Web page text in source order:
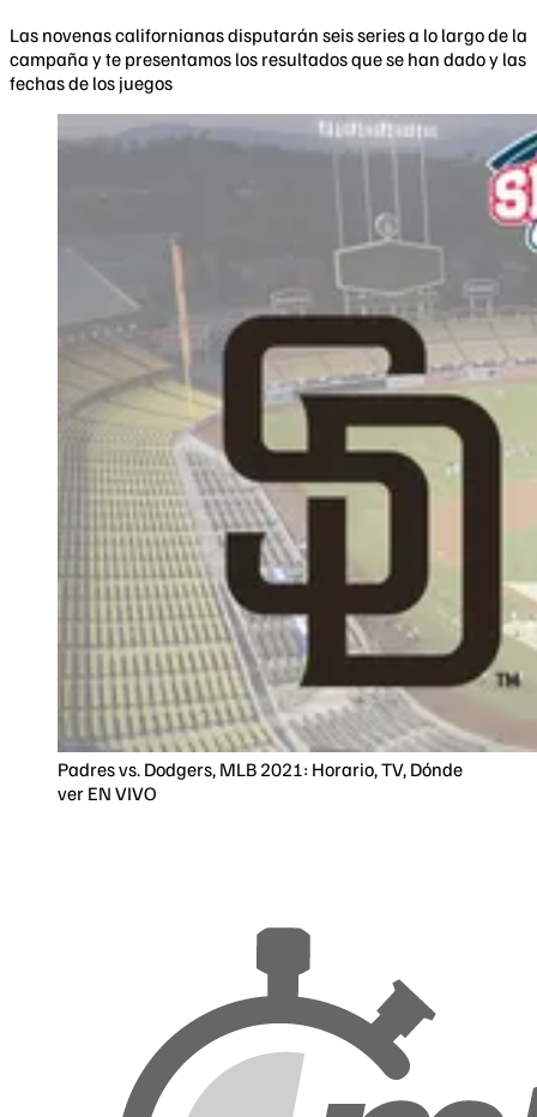
Las novenas californianas disputarán seis series a lo largo de la
campaña y te presentamos los resultados que se han dado y las
fechas de los juegos
Padres vs. Dodgers, MLB 2021: Horario, TV, Dónde
ver EN VIVO